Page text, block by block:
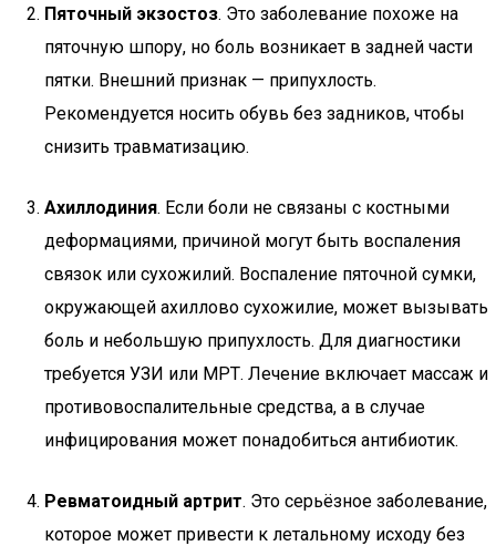
Пяточный экзостоз. Это заболевание похоже на
пяточную шпору, но боль возникает в задней части
пятки. Внешний признак — припухлость.
Рекомендуется носить обувь без задников, чтобы
снизить травматизацию.
Ахиллодиния. Если боли не связаны с костными
деформациями, причиной могут быть воспаления
связок или сухожилий. Воспаление пяточной сумки,
окружающей ахиллово сухожилие, может вызывать
боль и небольшую припухлость. Для диагностики
требуется УЗИ или МРТ. Лечение включает массаж и
противовоспалительные средства, а в случае
инфицирования может понадобиться антибиотик.
Ревматоидный артрит. Это серьёзное заболевание,
которое может привести к летальному исходу без